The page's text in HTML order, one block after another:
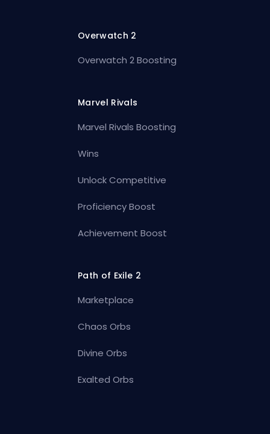
Overwatch 2
Overwatch 2 Boosting
Marvel Rivals
Marvel Rivals Boosting
Wins
Unlock Competitive
Proficiency Boost
Achievement Boost
Path of Exile 2
Marketplace
Chaos Orbs
Divine Orbs
Exalted Orbs